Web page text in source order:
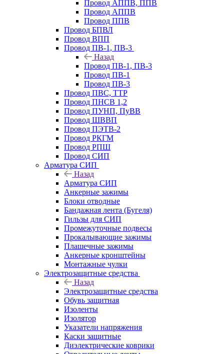
Провод АППВ, ППВ
Провод АППВ
Провод ППВ
Провод БПВЛ
Провод ВПП
Провод ПВ-1, ПВ-3
Назад
Провод ПВ-1, ПВ-3
Провод ПВ-1
Провод ПВ-3
Провод ПВС, ТТР
Провод ПНСВ 1,2
Провод ПУНП, ПуВВ
Провод ШВВП
Провод ПЭТВ-2
Провод РКГМ
Провод РПШ
Провод СИП
Арматура СИП
Назад
Арматура СИП
Анкерные зажимы
Блоки отводные
Бандажная лента (Бугеля)
Гильзы для СИП
Промежуточные подвесы
Прокалывающие зажимы
Плашечные зажимы
Анкерные кронштейны
Монтажные чулки
Электрозащитные средства
Назад
Электрозащитные средства
Обувь защитная
Изоленты
Изолятор
Указатели напряжения
Каски защитные
Диэлектрические коврики